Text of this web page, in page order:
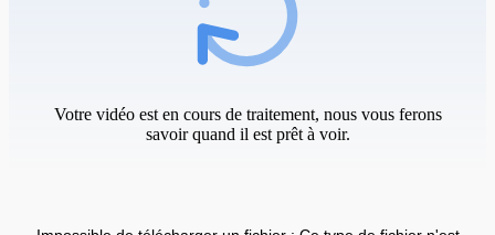
Votre vidéo est en cours de traitement, nous vous ferons
savoir quand il est prêt à voir.